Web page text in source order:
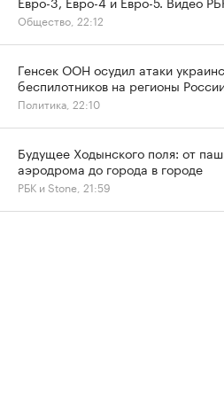
Общество, 22:12
Генсек ООН осудил атаки
беспилотников на регионы
Политика, 22:10
Будущее Ходынского поля: от
аэродрома до города в городе
РБК и Stone, 21:59